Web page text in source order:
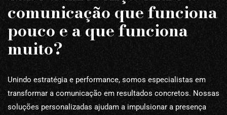
comunicação que funciona
pouco e a que funciona
muito?
Unindo estratégia e performance, somos especialistas em
transformar a comunicação em resultados concretos. Nossas
soluções personalizadas ajudam a impulsionar a presença